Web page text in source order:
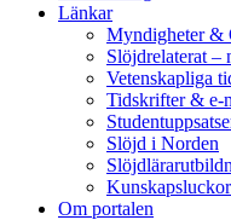
Länkar
Myndigheter &
Slöjdrelaterat –
Vetenskapliga
Tidskrifter & e-
Slöjd i Norden
Om portalen